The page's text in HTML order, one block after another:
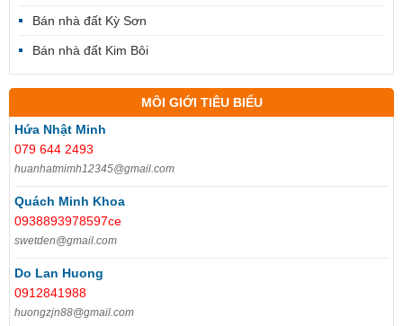
Bán nhà đất Kỳ Sơn
Bán nhà đất Kim Bôi
MÔI GIỚI TIÊU BIỂU
Hứa Nhật Minh
079 644 2493
huanhatmimh12345@gmail.com
Quách Minh Khoa
0938893978597ce
swetden@gmail.com
Do Lan Huong
0912841988
huongzjn88@gmail.com